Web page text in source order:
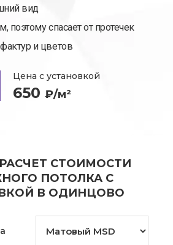
вид
поэтому спасает от протечек
и цветов
Цена с установкой
650 ₽/м²
СТОИМОСТИ
ПОТОЛКА С
В ОДИНЦОВО